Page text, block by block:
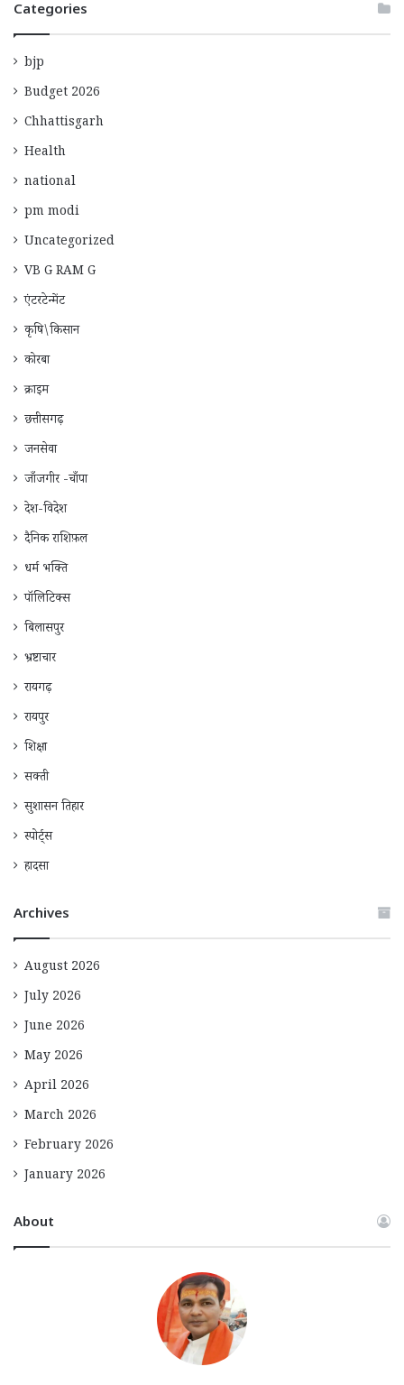
Categories
bjp
Budget 2026
Chhattisgarh
Health
national
pm modi
Uncategorized
VB G RAM G
एंटरटेन्मेंट
कृषि\किसान
कोरबा
क्राइम
छत्तीसगढ़
जनसेवा
जाँजगीर -चाँपा
देश-विदेश
दैनिक राशिफ़ल
धर्म भक्ति
पॉलिटिक्स
बिलासपुर
भ्रष्टाचार
रायगढ़
रायपुर
शिक्षा
सक्ती
सुशासन तिहार
स्पोर्ट्स
हादसा
Archives
August 2026
July 2026
June 2026
May 2026
April 2026
March 2026
February 2026
January 2026
About